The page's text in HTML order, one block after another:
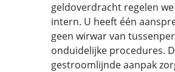
geldoverdracht regelen
intern. U heeft één
geen wirwar van
onduidelijke procedures.
gestroomlijnde aanpak